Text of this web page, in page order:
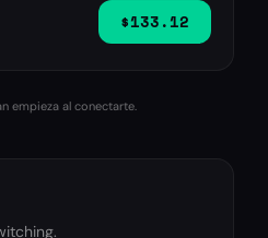
$133.12
empieza al conectarte.